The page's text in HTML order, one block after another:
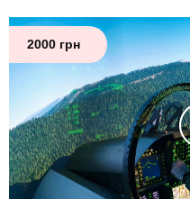
2000 грн